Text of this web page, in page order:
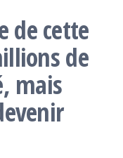
de cette
de
mais